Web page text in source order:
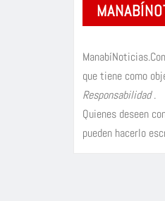
que tiene como
Responsabilidad.
Quienes deseen
pueden hacerlo